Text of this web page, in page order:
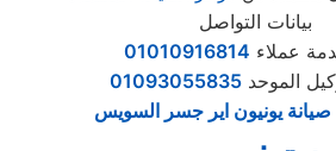
بيانات التواصل
عملاء 01010916814
الموحد 01093055835
صيانة يونيون اير جسر السويس